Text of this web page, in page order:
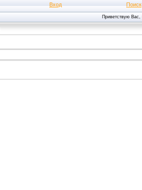
Вход Поиск
Приветствую Вас,